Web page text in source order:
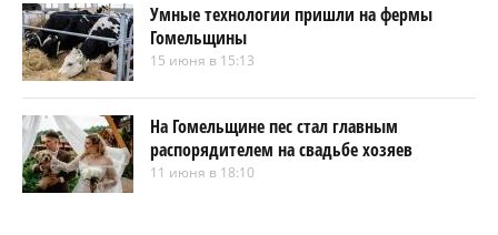
Умные технологии пришли на фермы
Гомельщины
15 июня в 15:13
На Гомельщине пес стал главным
распорядителем на свадьбе хозяев
11 июня в 18:10